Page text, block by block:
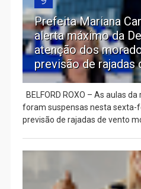
Prefeita Mariana
alerta máximo da
atenção dos
previsão de
BELFORD ROXO – As aulas
foram suspensas nesta sexta-
previsão de rajadas de vento